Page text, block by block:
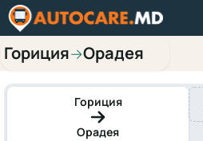
Гориция→Орадея
Гориция
Орадея